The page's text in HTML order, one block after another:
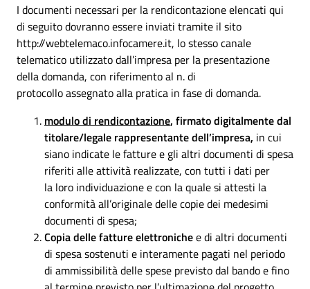
I documenti necessari per la rendicontazione elencati qui
di seguito dovranno essere inviati tramite il sito
http://webtelemaco.infocamere.it, lo stesso canale
telematico utilizzato dall’impresa per la presentazione
della domanda, con riferimento al n. di
protocollo assegnato alla pratica in fase di domanda.
modulo di rendicontazione, firmato digitalmente dal
titolare/legale rappresentante dell’impresa, in cui
siano indicate le fatture e gli altri documenti di spesa
riferiti alle attività realizzate, con tutti i dati per
la loro individuazione e con la quale si attesti la
conformità all’originale delle copie dei medesimi
documenti di spesa;
Copia delle fatture elettronichee di altri documenti
di spesa sostenuti e interamente pagati nel periodo
di ammissibilità delle spese previsto dal bando e fino